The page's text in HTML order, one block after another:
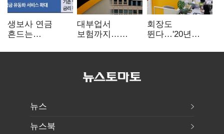
생보사 연금
흔드는
장수리스크'
대부업서
보험까지…
종합금융그룹
회장도
뛴다…'20년
하나' 인천시금고
뉴스
뉴스북